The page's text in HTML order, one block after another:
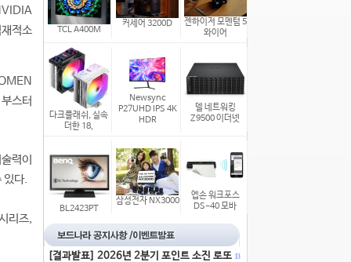
적소
스터
력이
있다.
리즈,
TCL A400M
커세어 3200D
젠하이저 모멘텀 5
와이어
다크플래쉬, 실속
더한 18,
Newsync
P27UHD IPS 4K
HDR
델 네트워킹
Z9500 이더넷
BL2423PT
삼성전자 NX3000
엡손 워크포스
DS-40 모바
[결과발표] 2026년 2분기 포인트 소진 로또 13